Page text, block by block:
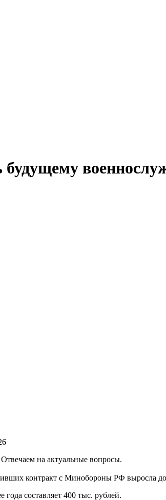
будущему
Отвечаем на актуальные вопросы.
контракт с Минобороны РФ выросла
составляет 400 тыс. рублей.